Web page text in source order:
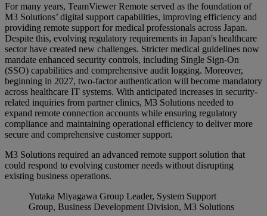
For many years, TeamViewer Remote served as the foundation of
M3 Solutions’ digital support capabilities, improving efficiency and
providing remote support for medical professionals across Japan.
Despite this, evolving regulatory requirements in Japan's healthcare
sector have created new challenges. Stricter medical guidelines now
mandate enhanced security controls, including Single Sign-On
(SSO) capabilities and comprehensive audit logging. Moreover,
beginning in 2027, two-factor authentication will become mandatory
across healthcare IT systems. With anticipated increases in security-
related inquiries from partner clinics, M3 Solutions needed to
expand remote connection accounts while ensuring regulatory
compliance and maintaining operational efficiency to deliver more
secure and comprehensive customer support.
M3 Solutions required an advanced remote support solution that
could respond to evolving customer needs without disrupting
existing business operations.
Yutaka Miyagawa Group Leader, System Support
Group, Business Development Division, M3 Solutions